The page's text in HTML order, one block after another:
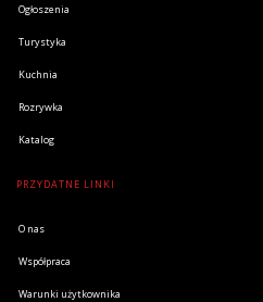
Ogłoszenia
Turystyka
Kuchnia
Rozrywka
Katalog
PRZYDATNE LINKI
O nas
Współpraca
Warunki użytkownika